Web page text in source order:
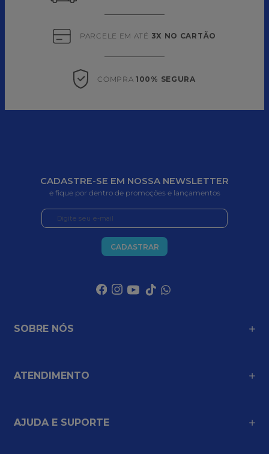
PARCELE EM ATÉ 3X NO CARTÃO
COMPRA 100% SEGURA
CADASTRE-SE EM NOSSA NEWSLETTER
e fique por dentro de promoções e lançamentos
CADASTRAR
SOBRE NÓS
ATENDIMENTO
AJUDA E SUPORTE